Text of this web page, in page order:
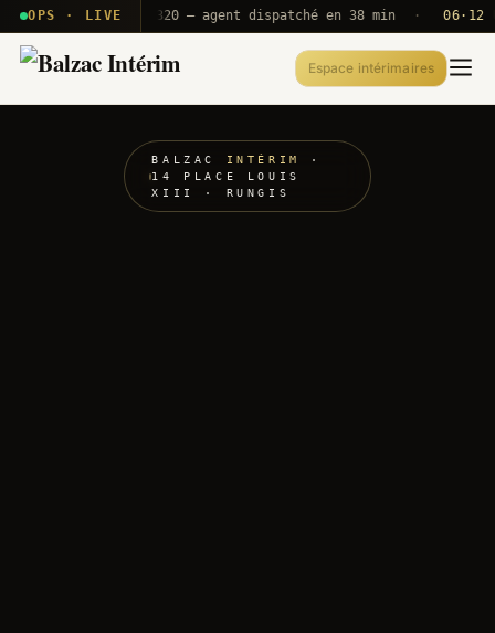
OPS · LIVE
T2E · B71 Push A320 — agent dispatché en 38 min · 06·12 UTC
Espace intérimaires
BALZAC INTÉRIM
·
14 PLACE LOUIS
XIII · RUNGIS